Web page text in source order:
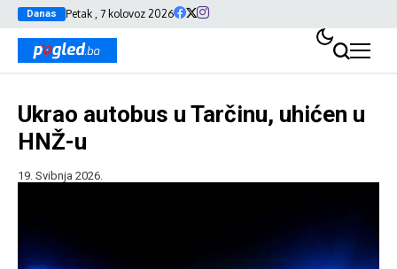
Danas Petak , 7 kolovoz 2026
Ukrao autobus u Tarčinu, uhićen u
HNŽ-u
19. Svibnja 2026.